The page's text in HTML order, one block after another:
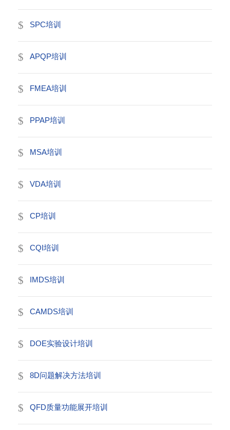
SPC培训
APQP培训
FMEA培训
PPAP培训
MSA培训
VDA培训
CP培训
CQI培训
IMDS培训
CAMDS培训
DOE实验设计培训
8D问题解决方法培训
QFD质量功能展开培训